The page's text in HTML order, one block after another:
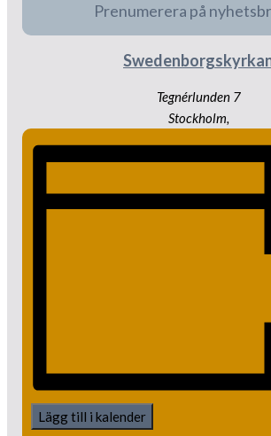
Prenumerera på
Tegnérlunden 7
Stockholm,
Lägg till i kalender